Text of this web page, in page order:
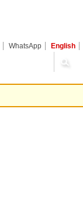
WhatsApp English